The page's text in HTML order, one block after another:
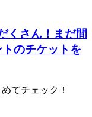
くさん！まだ間
のチケットを
てチェック！